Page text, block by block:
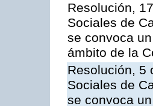
Resolución,
Sociales de
se convoca
ámbito de la
Resolución, 5
Sociales de
se convoca